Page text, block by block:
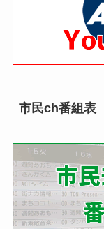
市民ch番組表